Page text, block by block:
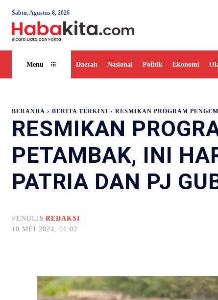
Sabtu, Agustus 8, 2026
Menu Daerah Nasional Politik Ekonomi
BERANDA BERITA TERKINI RESMIKAN PROGRAM
RESMIKAN
PETAMBAK, INI
PATRIA DAN PJ
PENULIS REDAKSI
10 MEI 2024, 01:02